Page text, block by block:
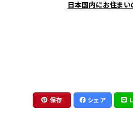
日本国内にお住まい
保存 シェア